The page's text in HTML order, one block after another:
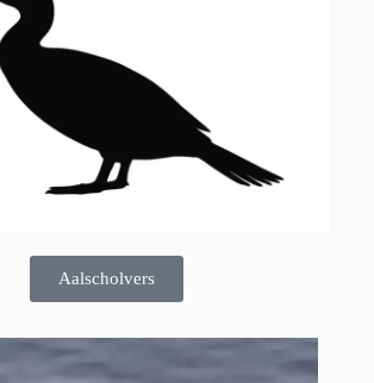
Aalscholvers